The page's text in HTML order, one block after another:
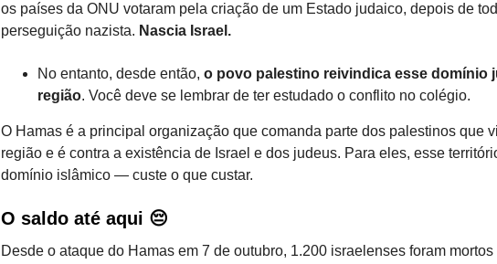
os países da ONU votaram pela criação de um Estado judaico, depois de
perseguição nazista. Nascia Israel.
No entanto, desde então, o povo palestino reivindica esse domínio
região. Você deve se lembrar de ter estudado o conflito no colégio.
O Hamas é a principal organização que comanda parte dos palestinos que
região e é contra a existência de Israel e dos judeus. Para eles, esse
domínio islâmico — custe o que custar.
O saldo até aqui 😔
Desde o ataque do Hamas em 7 de outubro, 1.200 israelenses foram mortos